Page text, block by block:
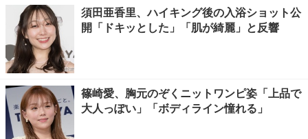
須田亜香里、ハイキング後の入浴ショット公
開「ドキッとした」「肌が綺麗」と反響
篠崎愛、胸元のぞくニットワンピ姿「上品で
大人っぽい」「ボディライン憧れる」